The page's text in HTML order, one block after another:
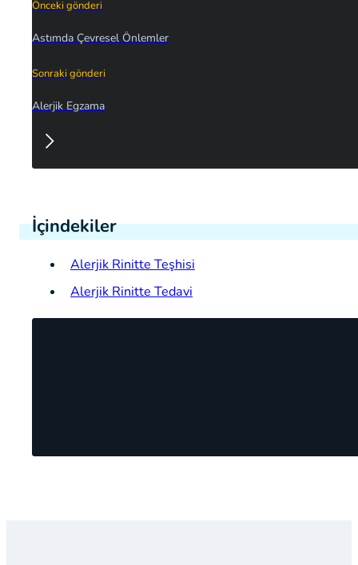
İçindekiler
Alerjik Rinitte Teşhisi
Alerjik Rinitte Tedavi
Önceki gönderi
Astımda Çevresel Önlemler
Sonraki gönderi
Alerjik Egzama